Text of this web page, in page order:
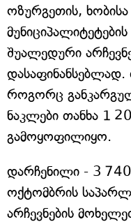
ოზურგეთის,
შუალედური
დასაფინანსებლად.
როგორც
ნაკლები თანხა 1
გამოყოფილიყო.
დარჩენილი - 3
ოქტომბრის
არჩევნების